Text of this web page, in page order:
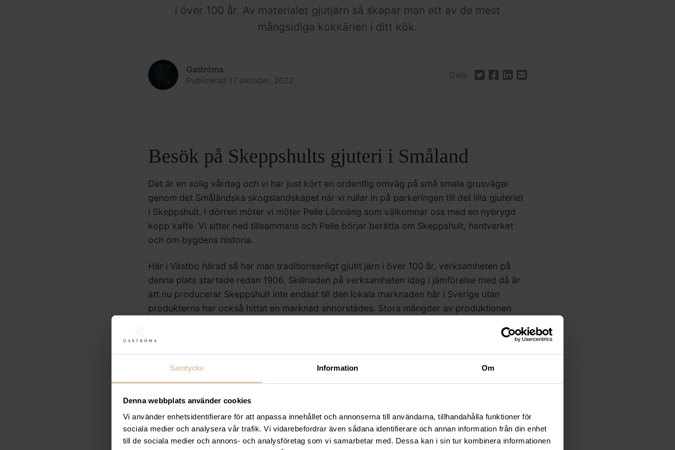
Samtycke Information Om
Denna webbplats använder cookies
Vi använder enhetsidentifierare för att anpassa innehållet och annonserna till användarna, tillhandahålla funktioner för
sociala medier och analysera vår trafik. Vi vidarebefordrar även sådana identifierare och annan information från din enhet
till de sociala medier och annons- och analysföretag som vi samarbetar med. Dessa kan i sin tur kombinera informationen
i över 100 år. Av materialet gjutjärn så skapar man ett av de mest
mångsidiga kokkärlen i ditt kök.
Gastróma
Publicerad 17 oktober, 2022
Dela:
Besök på Skeppshults gjuteri i Småland
Det är en solig vårdag och vi har just kört en ordentlig omväg på små smala grusvägar
genom det Småländska skogslandskapet när vi rullar in på parkeringen till det lilla gjuteriet
i Skeppshult. I dörren möter vi möter Pelle Lönnäng som välkomnar oss med en nybrygd
kopp kaffe. Vi sitter ned tillsammans och Pelle börjar berätta om Skeppshult, hantverket
och om bygdens historia.
Här i Västbo härad så har man traditionsenligt gjutit järn i över 100 år, verksamheten på
denna plats startade redan 1906. Skillnaden på verksamheten idag i jämförelse med då är
att nu producerar Skeppshult inte endast till den lokala marknaden här i Sverige utan
produkterna har också hittat en marknad annorstädes. Stora mängder av produktionen
Om du vill läsa mer om Skeppshults gjuteri så är du välkommen att besöka deras hemsida